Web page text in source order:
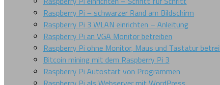
Raspberry Pi – schwarzer Rand am Bildschirm
Raspberry Pi 3 WLAN einrichten – Anleitung
Raspberry Pi an VGA Monitor betreiben
Raspberry Pi ohne Monitor, Maus und Tastatur
Bitcoin mining mit dem Raspberry Pi 3
Raspberry Pi Autostart von Programmen